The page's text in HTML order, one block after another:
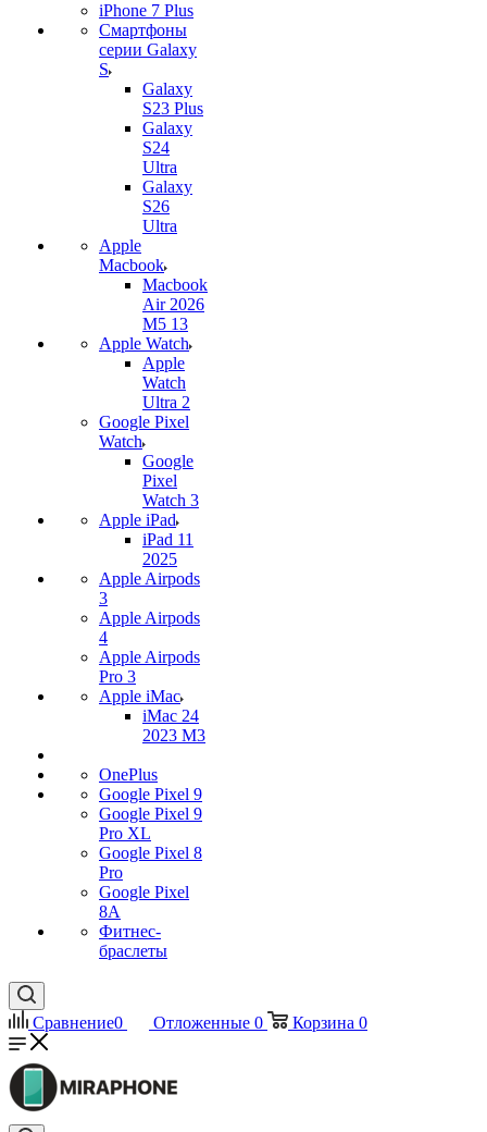
iPhone 7 Plus
Смартфоны
серии Galaxy
S
Galaxy
S23 Plus
Galaxy
S24
Ultra
Galaxy
S26
Ultra
Apple
Macbook
Macbook
Air 2026
M5 13
Apple Watch
Apple
Watch
Ultra 2
Google Pixel
Watch
Google
Pixel
Watch 3
Apple iPad
iPad 11
2025
Apple Airpods
3
Apple Airpods
4
Apple Airpods
Pro 3
Apple iMac
iMac 24
2023 M3
OnePlus
Google Pixel 9
Google Pixel 9
Pro XL
Google Pixel 8
Pro
Google Pixel
8A
Фитнес-
браслеты
Сравнение0 Отложенные 0 Корзина 0